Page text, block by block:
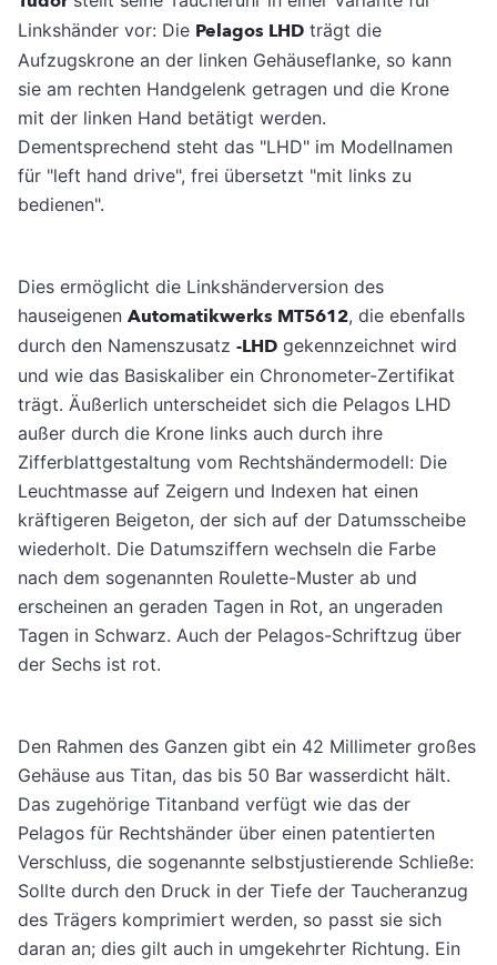
Linkshänder vor: Die Pelagos LHD trägt die
Aufzugskrone an der linken Gehäuseflanke, so kann
sie am rechten Handgelenk getragen und die Krone
mit der linken Hand betätigt werden.
Dementsprechend steht das "LHD" im Modellnamen
für "left hand drive", frei übersetzt "mit links zu
bedienen".
Dies ermöglicht die Linkshänderversion des
hauseigenen Automatikwerks MT5612, die ebenfalls
durch den Namenszusatz -LHD gekennzeichnet wird
und wie das Basiskaliber ein Chronometer-Zertifikat
trägt. Äußerlich unterscheidet sich die Pelagos LHD
außer durch die Krone links auch durch ihre
Zifferblattgestaltung vom Rechtshändermodell: Die
Leuchtmasse auf Zeigern und Indexen hat einen
kräftigeren Beigeton, der sich auf der Datumsscheibe
wiederholt. Die Datumsziffern wechseln die Farbe
nach dem sogenannten Roulette-Muster ab und
erscheinen an geraden Tagen in Rot, an ungeraden
Tagen in Schwarz. Auch der Pelagos-Schriftzug über
der Sechs ist rot.
Den Rahmen des Ganzen gibt ein 42 Millimeter großes
Gehäuse aus Titan, das bis 50 Bar wasserdicht hält.
Das zugehörige Titanband verfügt wie das der
Pelagos für Rechtshänder über einen patentierten
Verschluss, die sogenannte selbstjustierende Schließe:
Sollte durch den Druck in der Tiefe der Taucheranzug
des Trägers komprimiert werden, so passt sie sich
daran an; dies gilt auch in umgekehrter Richtung. Ein